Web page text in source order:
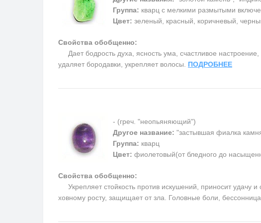
Группа: кварц с мелкими размытыми
Цвет: зеленый, красный, коричневый,
Свойства обобщенно:
Дает бодрость духа, ясность ума, счастливое настроение,
удаляет бородавки, укрепляет волосы. ПОДРОБНЕЕ
- (греч. "неопьяняющий")
Другое название: "застывшая фиалка
Группа: кварц
Цвет: фиолетовый(от бледного до
Свойства обобщенно:
Укрепляет стойкость против искушений, приносит удачу и
ховному росту, защищает от зла. Головные боли,